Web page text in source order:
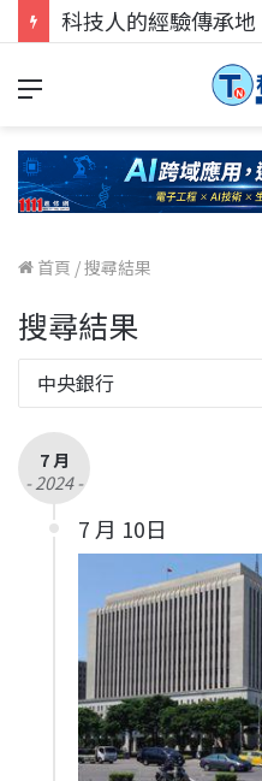
首頁 /搜尋結果
搜尋結果
7 月
- 2024 -
7 月 10日